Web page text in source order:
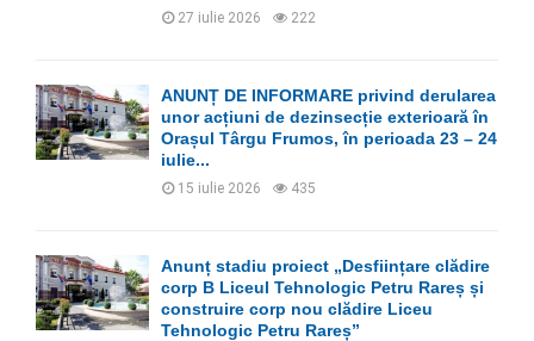
27 iulie 2026 222
ANUNȚ DE INFORMARE privind derularea
unor acțiuni de dezinsecție exterioară în
Orașul Târgu Frumos, în perioada 23 – 24
iulie...
15 iulie 2026 435
Anunț stadiu proiect „Desființare clădire
corp B Liceul Tehnologic Petru Rareș și
construire corp nou clădire Liceu
Tehnologic Petru Rareș”